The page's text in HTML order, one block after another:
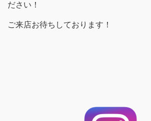
ださい！
ご来店お待ちしております！